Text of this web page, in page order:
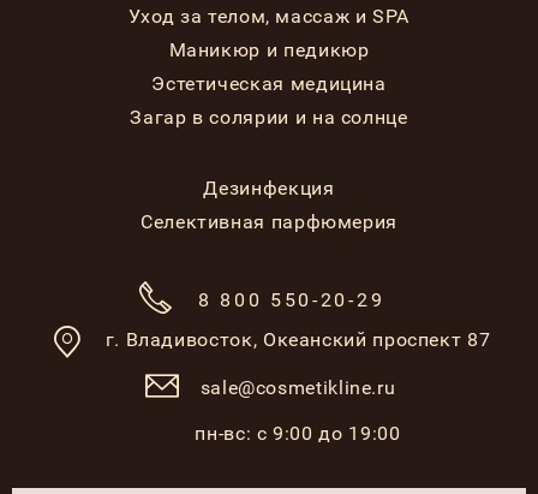
Уход за телом, массаж и SPA
Маникюр и педикюр
Эстетическая медицина
Загар в солярии и на солнце
Дезинфекция
Селективная парфюмерия
8 800 550-20-29
г. Владивосток, Океанский проспект 87
sale@cosmetikline.ru
пн-вс: с 9:00 до 19:00